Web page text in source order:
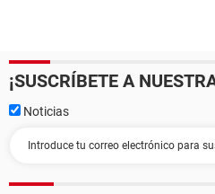
¡SUSCRÍBETE A
Noticias